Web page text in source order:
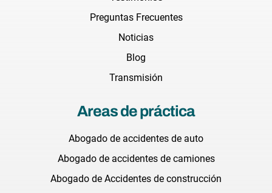
Preguntas Frecuentes
Noticias
Blog
Transmisión
Areas de práctica
Abogado de accidentes de auto
Abogado de accidentes de camiones
Abogado de Accidentes de construcción